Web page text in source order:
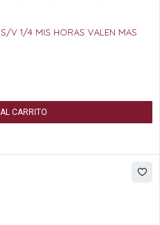
V 1/4 MIS HORAS VALEN MAS
CARRITO